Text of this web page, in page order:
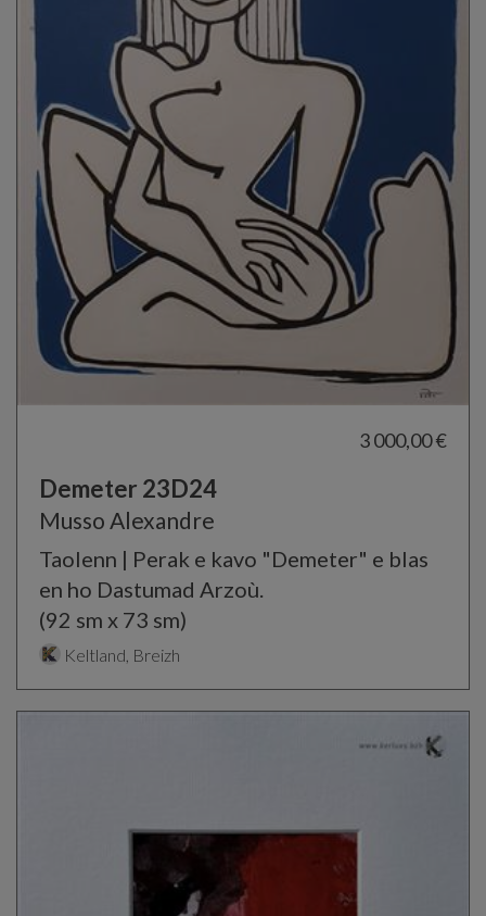
3 000,00 €
Demeter 23D24
Musso Alexandre
Taolenn | Perak e kavo "Demeter" e blas
en ho Dastumad Arzoù.
(92 sm x 73 sm)
Keltland, Breizh